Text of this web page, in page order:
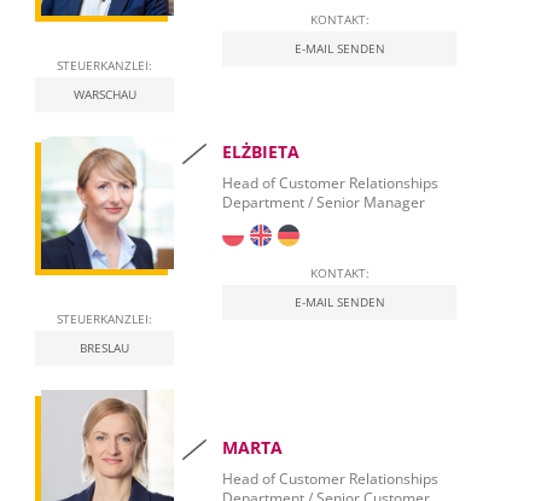
STEUERKANZLEI:
WARSCHAU
KONTAKT:
E-MAIL SENDEN
STEUERKANZLEI:
BRESLAU
ELŻBIETA
Head of Customer Relationships
Department / Senior Manager
KONTAKT:
E-MAIL SENDEN
MARTA
Head of Customer Relationships